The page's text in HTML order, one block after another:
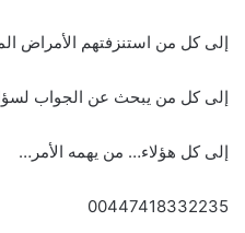
إلى كل من استنزفتهم الأمراض
إلى كل من يبحث عن الجواب
إلى كل هؤلاء… من يهمه الأمر…
00447418332235